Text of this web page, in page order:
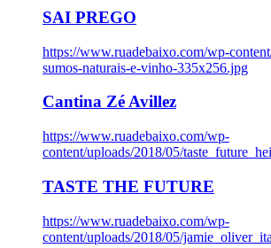
SAI PREGO
https://www.ruadebaixo.com/wp-
sumos-naturais-e-vinho-335x256.jpg
Cantina Zé Avillez
https://www.ruadebaixo.com/wp-
content/uploads/2018/05/
TASTE THE FUTURE
https://www.ruadebaixo.com/wp-
content/uploads/2018/05/